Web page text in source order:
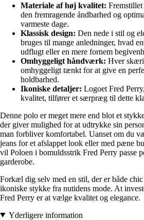
Materiale af høj kvalitet:
den fremragende åndbarhed og
varmeste dage.
Klassisk design: Den nede i stil og
bruges til mange anledninger, hvad
udflugt eller en mere fornem
Omhyggeligt håndværk: Hver
omhyggeligt tænkt for at give en
holdbarhed.
Ikoniske detaljer: Logoet Fred
kvalitet, tilfører et særpræg til dette
Denne polo er meget mere end blot et
der giver mulighed for at udtrykke sin
man forbliver komfortabel. Uanset om du
jeans for et afslappet look eller med pæne
vil Poloen i bomuldsstrik Fred Perry passe
garderobe.
Forkæl dig selv med en stil, der er både
ikoniske stykke fra nutidens mode. At
Fred Perry er at vælge kvalitet og elegance.
Yderligere information